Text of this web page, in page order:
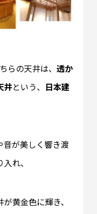
らの天井は、 透か
井という、 日本建
音が美しく響き渡
れ、
黄金色に輝き、